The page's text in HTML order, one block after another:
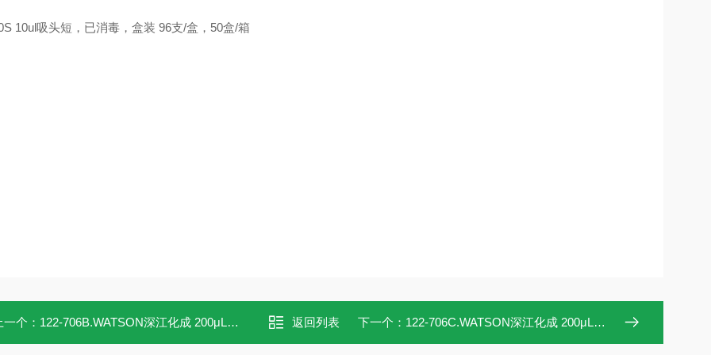
10ul吸头短，已消毒，盒装 96支/盒，50盒/箱
一个： 122-706B.WATSON深江化成 200μL移液器吸头122-706B 返回列表 下一个： 122-706C.WATSON深江化成 200μL移液器吸头122-706C